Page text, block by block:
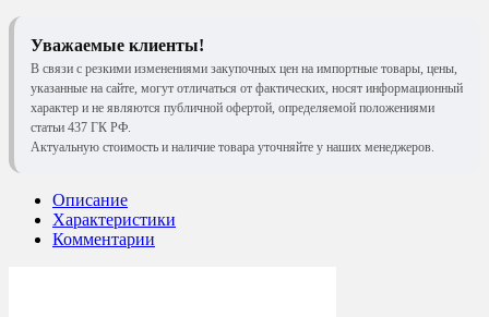
Уважаемые клиенты!
В связи с резкими изменениями закупочных цен на импортные товары, цены,
указанные на сайте, могут отличаться от фактических, носят информационный
характер и не являются публичной офертой, определяемой положениями
статьи 437 ГК РФ.
Актуальную стоимость и наличие товара уточняйте у наших менеджеров.
Описание
Характеристики
Комментарии